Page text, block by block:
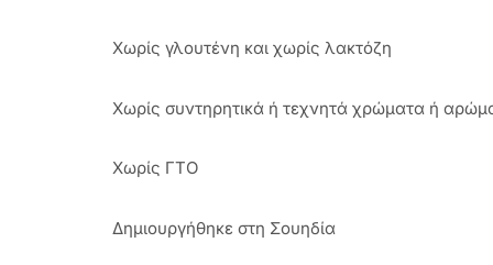
Χωρίς γλουτένη και χωρίς λακτόζη
Χωρίς συντηρητικά ή τεχνητά χρώματα ή
Χωρίς ΓΤΟ
Δημιουργήθηκε στη Σουηδία